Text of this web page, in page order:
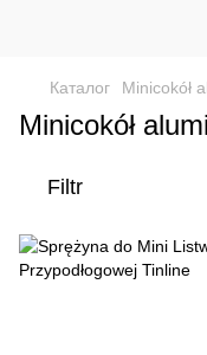
Каталог Minicokół
Minicokół
Filtr